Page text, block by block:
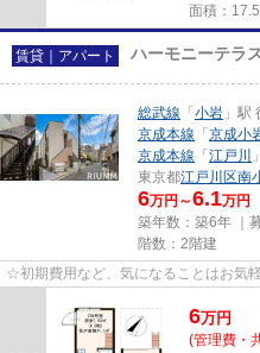
面積：
賃貸｜アパート ハーモニーテラ
総武線 「小岩 」駅
京成本線 「京成小
京成本線 「江戸川
東京都江戸川区南
6万円～6.1万円
築年数：築6年 ｜
階数：2階建
☆初期費用など、気になることはお気
6万円
(管理費・